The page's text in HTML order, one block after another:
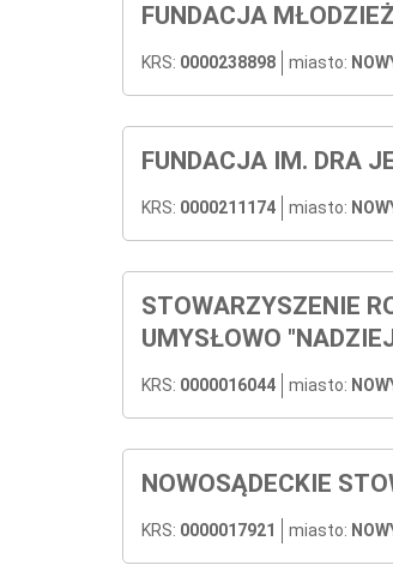
FUNDACJA
KRS: 0000238898 miasto:
FUNDACJA IM. DRA
KRS: 0000211174 miasto:
STOWARZYSZENIE
UMYSŁOWO
KRS: 0000016044 miasto:
NOWOSĄDECKIE
KRS: 0000017921 miasto: